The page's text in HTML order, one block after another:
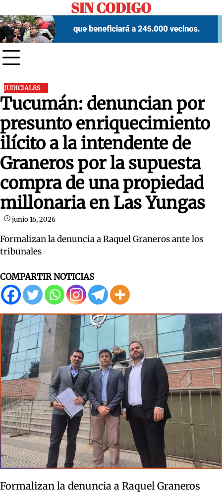
to
content
SIN CODIGO
JUDICIALES
Tucumán: denuncian por
presunto enriquecimiento
ilícito a la intendente de
Graneros por la supuesta
compra de una propiedad
millonaria en Las Yungas
junio 16, 2026
Formalizan la denuncia a Raquel Graneros ante los
tribunales
COMPARTIR NOTICIAS
Formalizan la denuncia a Raquel Graneros